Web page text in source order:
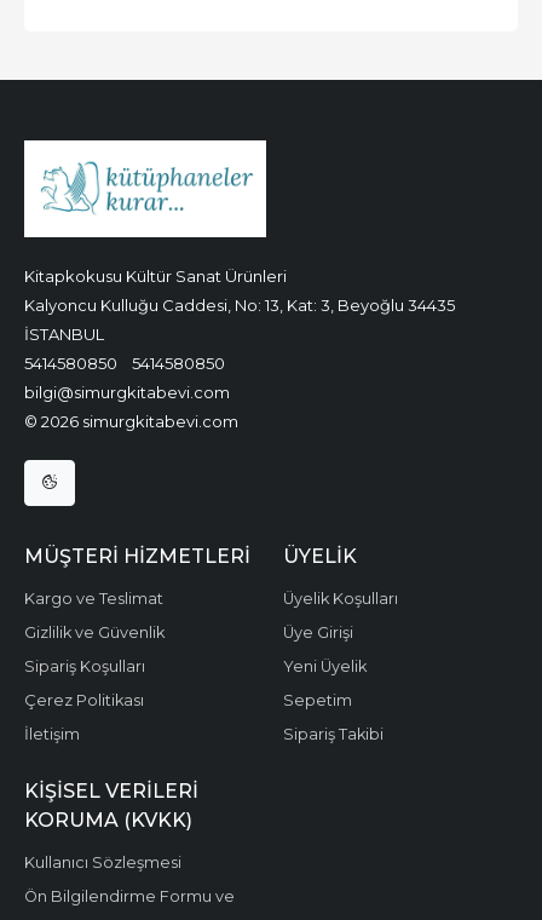
Kitapkokusu Kültür Sanat Ürünleri
Kalyoncu Kulluğu Caddesi, No: 13, Kat: 3, Beyoğlu 34435
İSTANBUL
5414580850
5414580850
bilgi@simurgkitabevi.com
© 2026 simurgkitabevi.com
MÜŞTERI HIZMETLERI
Kargo ve Teslimat
Gizlilik ve Güvenlik
Sipariş Koşulları
Çerez Politikası
İletişim
ÜYELIK
Üyelik Koşulları
Üye Girişi
Yeni Üyelik
Sepetim
Sipariş Takibi
KIŞISEL VERILERI
KORUMA (KVKK)
Kullanıcı Sözleşmesi
Ön Bilgilendirme Formu ve